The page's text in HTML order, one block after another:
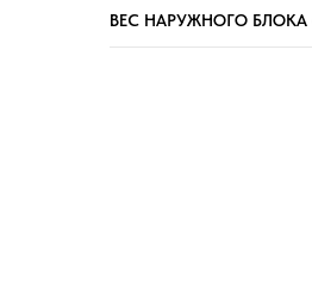
ВЕС НАРУЖНОГО БЛОКА